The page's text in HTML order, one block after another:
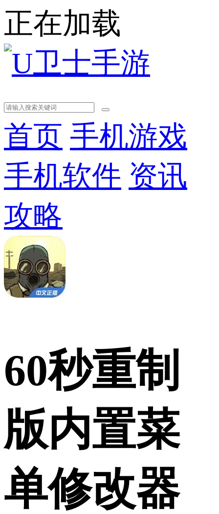
正在加载
首页 手机游戏
手机软件 资讯
攻略
60秒重制
版内置菜
单修改器